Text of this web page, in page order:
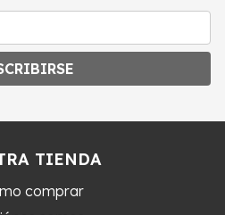
TIENDA
comprar